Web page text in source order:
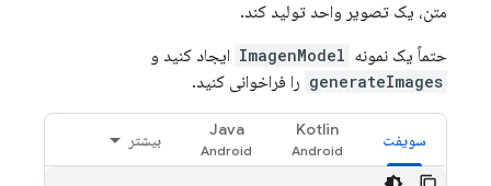
متن، یک تصویر واحد تولید کند.
حتماً یک نمونه ImagenModel ایجاد کنید و
generateImages را فراخوانی کنید.
سویفت
Kotlin
Java
بیشتر